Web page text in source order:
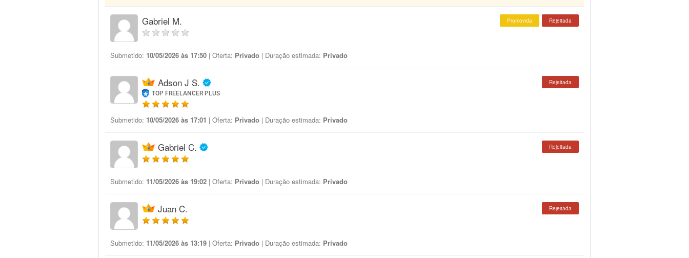
Gabriel M. Promovida Rejeitada
Submetido: 10/05/2026 às 17:50 | Oferta: Privado | Duração estimada: Privado
Adson J S.
TOP FREELANCER PLUS
Rejeitada
Submetido: 10/05/2026 às 17:01 | Oferta: Privado | Duração estimada: Privado
Gabriel C. Rejeitada
Submetido: 11/05/2026 às 19:02 | Oferta: Privado | Duração estimada: Privado
Juan C. Rejeitada
Submetido: 11/05/2026 às 13:19 | Oferta: Privado | Duração estimada: Privado